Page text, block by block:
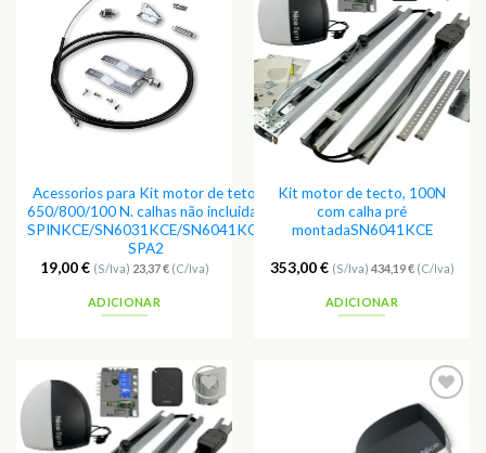
Adicionar
aos
Favoritos
Acessorios para Kit motor de teto,
650/800/100 N. calhas não incluidas
SPINKCE/SN6031KCE/SN6041KCE
SPA2
19,00€ (S/Iva) 23,37€(C/Iva)
ADICIONAR
Adicionar
aos
Favoritos
Kit motor de tecto, 100N
com calha pré
montadaSN6041KCE
353,00€ (S/Iva) 434,19€(C/Iva)
ADICIONAR
Adicionar
aos
Favoritos
Adicionar
aos
Favoritos